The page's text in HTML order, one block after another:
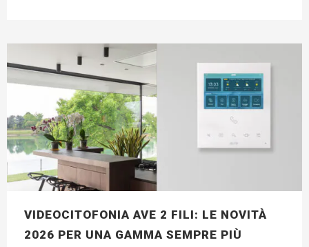
VIDEOCITOFONIA AVE 2 FILI: LE NOVITÀ
2026 PER UNA GAMMA SEMPRE PIÙ